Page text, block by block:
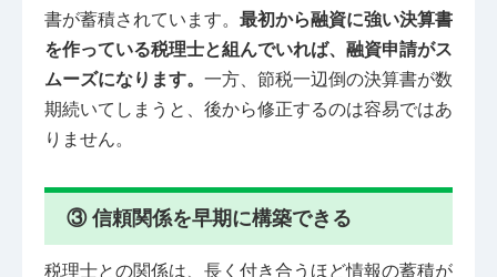
書が蓄積されています。 最初から融資に強い決算書
を作っている税理士と組んでいれば、融資申請がス
ムーズになります。 一方、節税一辺倒の決算書が数
期続いてしまうと、後から修正するのは容易ではあ
りません。
③ 信頼関係を早期に構築できる
税理士との関係は、長く付き合うほど情報の蓄積が